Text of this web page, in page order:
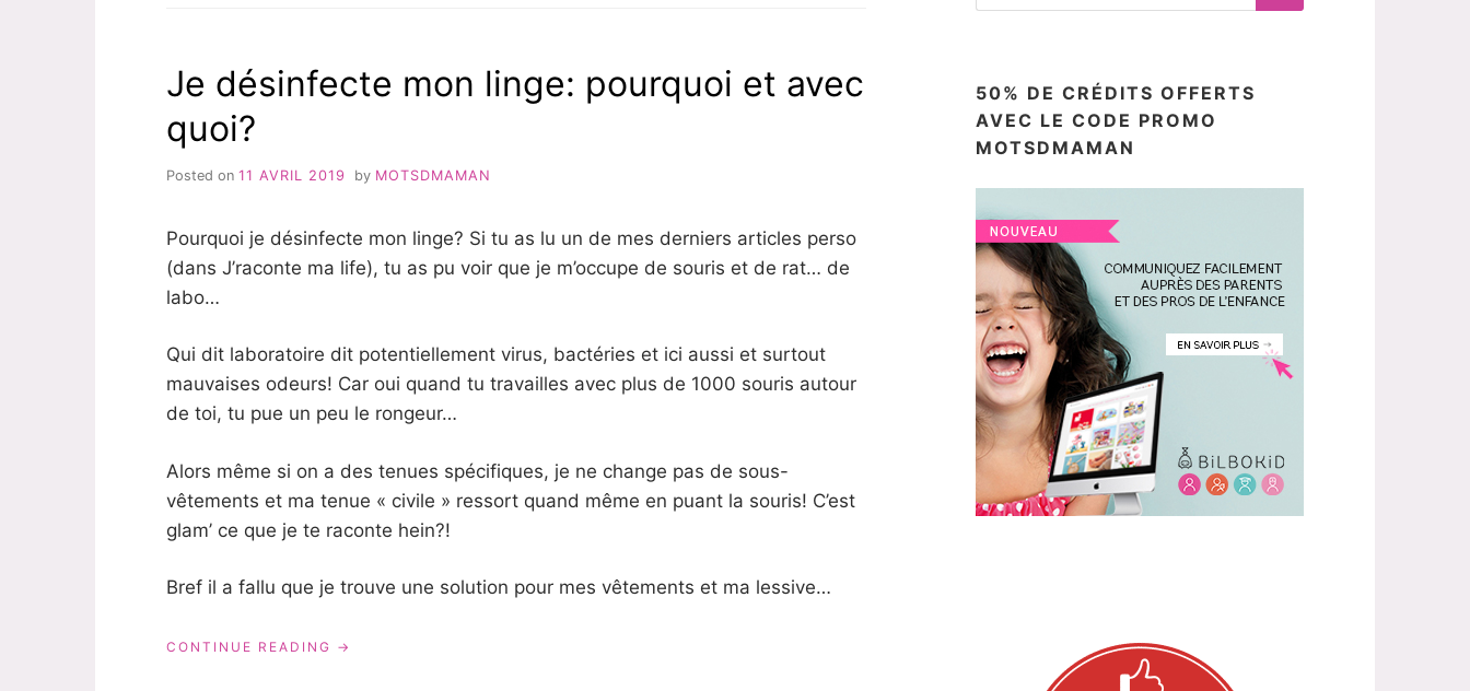
SES
SPRAYS
Je désinfecte mon linge: pourquoi et avec
quoi?
Posted on 11 AVRIL 2019 by MOTSDMAMAN
Pourquoi je désinfecte mon linge? Si tu as lu un de mes derniers articles perso
(dans J’raconte ma life), tu as pu voir que je m’occupe de souris et de rat… de
labo…
Qui dit laboratoire dit potentiellement virus, bactéries et ici aussi et surtout
mauvaises odeurs! Car oui quand tu travailles avec plus de 1000 souris autour
de toi, tu pue un peu le rongeur…
Alors même si on a des tenues spécifiques, je ne change pas de sous-
vêtements et ma tenue « civile » ressort quand même en puant la souris! C’est
glam’ ce que je te raconte hein?!
Bref il a fallu que je trouve une solution pour mes vêtements et ma lessive…
CONTINUE READING « JE
Search
50% DE CRÉDITS OFFERTS
AVEC LE CODE PROMO
MOTSDMAMAN